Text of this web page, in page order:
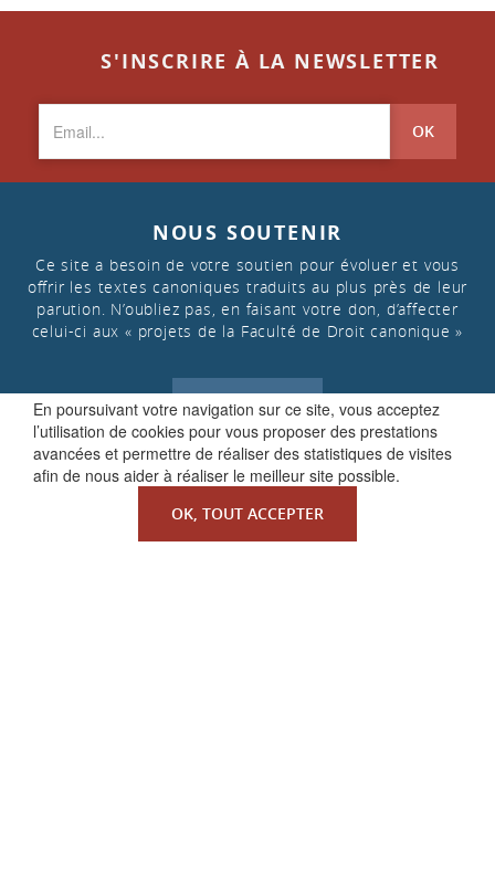
En poursuivant votre navigation sur ce site, vous acceptez
l’utilisation de cookies pour vous proposer des prestations
avancées et permettre de réaliser des statistiques de visites
afin de nous aider à réaliser le meilleur site possible.
OK, TOUT ACCEPTER
S'INSCRIRE À LA NEWSLETTER
OK
NOUS SOUTENIR
Ce site a besoin de votre soutien pour évoluer et vous
offrir les textes canoniques traduits au plus près de leur
parution. N’oubliez pas, en faisant votre don, d’affecter
celui-ci aux « projets de la Faculté de Droit canonique »
FAIRE UN DON